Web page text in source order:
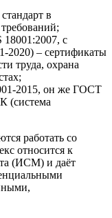
в
18001:2007, с
2020) – сертификаты
труда, охрана
2015, он же ГОСТ
(система
работать со
относится к
(ИСМ) и даёт